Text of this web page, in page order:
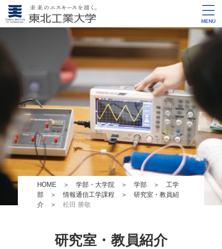
MENU
HOME ＞ 学部・大学院＞ 学部＞ 工学
部＞情報通信工学課程 ＞ 研究室・教員紹
介＞ 松田 勝敬
研究室・教員紹介